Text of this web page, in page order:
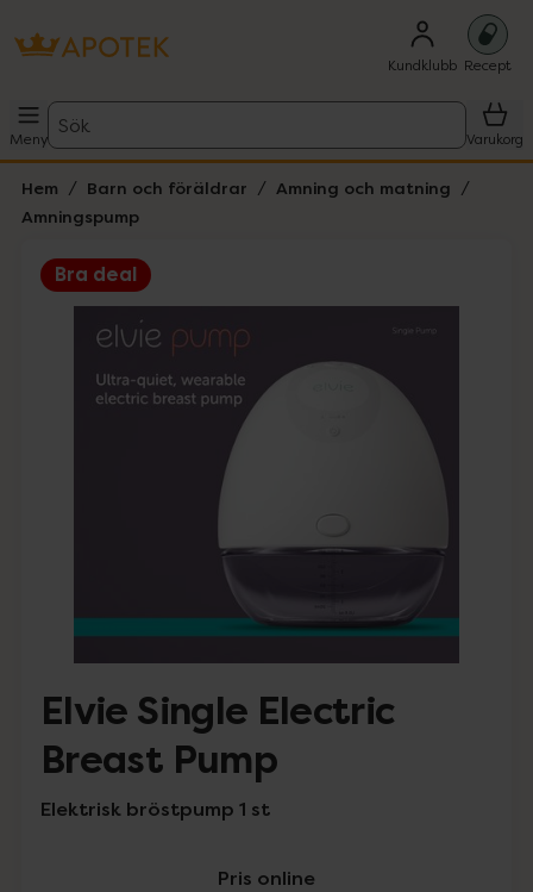
Kundklubb Recept
Meny
Sök
Varukorg
Hem Barn och föräldrar
Amning och matning
Amningspump
Bra deal
Lista: . Innehåller 3 objekt.
Hoppa över Lista
Elvie Single Electric
Breast Pump
Elektrisk bröstpump 1 st
Pris online